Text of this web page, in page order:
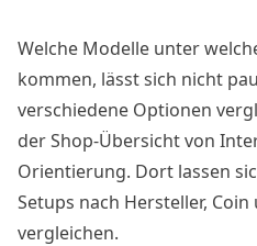
Welche Modelle unter
kommen, lässt sich nicht
verschiedene Optionen
der Shop-Übersicht von
Orientierung. Dort lassen
Setups nach Hersteller,
vergleichen.